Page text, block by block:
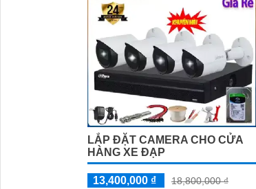
LẮP ĐẶT CAMERA CHO CỬA
HÀNG XE ĐẠP
13,400,000 ₫
18,800,000 ₫